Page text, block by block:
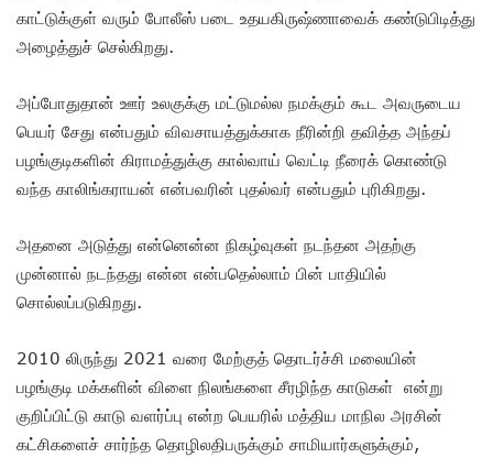
காட்டுக்குள் வரும் போலீஸ் படை உதயகிருஷ்ணாவைக் கண்டுபிடித்து
அழைத்துச் செல்கிறது.
அப்போதுதான் ஊர் உலகுக்கு மட்டுமல்ல நமக்கும் கூட அவருடைய
பெயர் சேது என்பதும் விவசாயத்துக்காக நீரின்றி தவித்த அந்தப்
பழங்குடிகளின் கிராமத்துக்கு கால்வாய் வெட்டி நீரைக் கொண்டு
வந்த காலிங்கராயன் என்பவரின் புதல்வர் என்பதும் புரிகிறது.
அதனை அடுத்து என்னென்ன நிகழ்வுகள் நடந்தன அதற்கு
முன்னால் நடந்தது என்ன என்பதெல்லாம் பின் பாதியில்
சொல்லப்படுகிறது.
2010 லிருந்து 2021 வரை மேற்குத் தொடர்ச்சி மலையின்
பழங்குடி மக்களின் விளை நிலங்களை சீரழிந்த காடுகள் என்று
குறிப்பிட்டு காடு வளர்ப்பு என்ற பெயரில் மத்திய மாநில அரசின்
கட்சிகளைச் சார்ந்த தொழிலதிபருக்கும் சாமியார்களுக்கும்,